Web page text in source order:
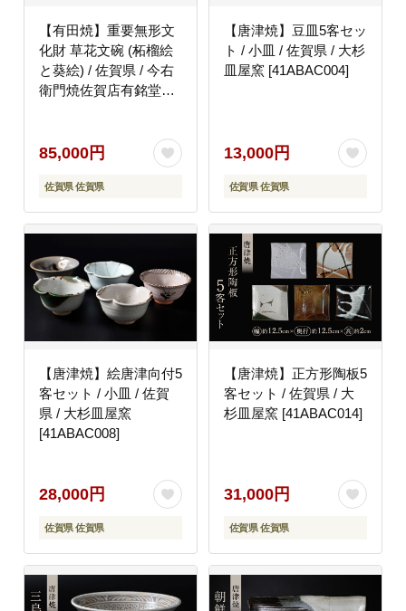
【有田焼】重要無形文
化財 草花文碗 (柘榴絵
と葵絵) / 佐賀県 / 今右
衛門焼佐賀店有銘堂
85,000円
佐賀県 佐賀県
【唐津焼】豆皿5客セッ
ト / 小皿 / 佐賀県 / 大杉
皿屋窯 [41ABAC004]
13,000円
佐賀県 佐賀県
【唐津焼】絵唐津向付5
客セット / 小皿 / 佐賀
県 / 大杉皿屋窯
[41ABAC008]
28,000円
佐賀県 佐賀県
【唐津焼】正方形陶板5
客セット / 佐賀県 / 大
杉皿屋窯 [41ABAC014]
31,000円
佐賀県 佐賀県